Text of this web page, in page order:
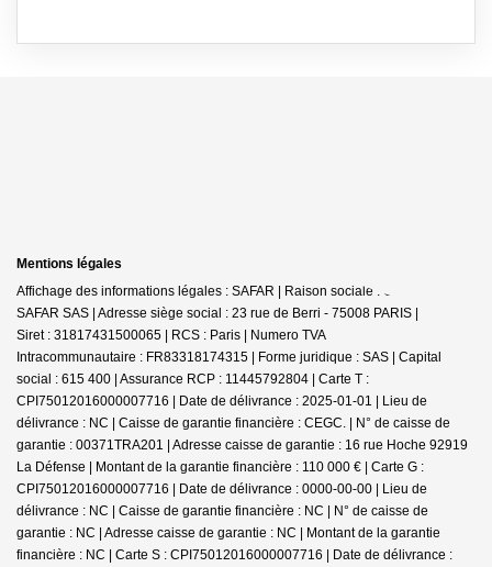
Mentions légales
Affichage des informations légales : SAFAR | Raison sociale : GERARD
SAFAR SAS | Adresse siège social : 23 rue de Berri - 75008 PARIS |
Siret : 31817431500065 | RCS : Paris | Numero TVA
Intracommunautaire : FR83318174315 | Forme juridique : SAS | Capital
social : 615 400 | Assurance RCP : 11445792804 | Carte T :
CPI75012016000007716 | Date de délivrance : 2025-01-01 | Lieu de
délivrance : NC | Caisse de garantie financière : CEGC. | N° de caisse de
garantie : 00371TRA201 | Adresse caisse de garantie : 16 rue Hoche 92919
La Défense | Montant de la garantie financière : 110 000 € | Carte G :
CPI75012016000007716 | Date de délivrance : 0000-00-00 | Lieu de
délivrance : NC | Caisse de garantie financière : NC | N° de caisse de
garantie : NC | Adresse caisse de garantie : NC | Montant de la garantie
financière : NC | Carte S : CPI75012016000007716 | Date de délivrance :